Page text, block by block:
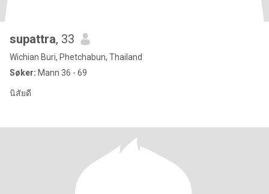
supattra, 33
Wichian Buri, Phetchabun, Thailand
Søker: Mann 36 - 69
นิสัยดี